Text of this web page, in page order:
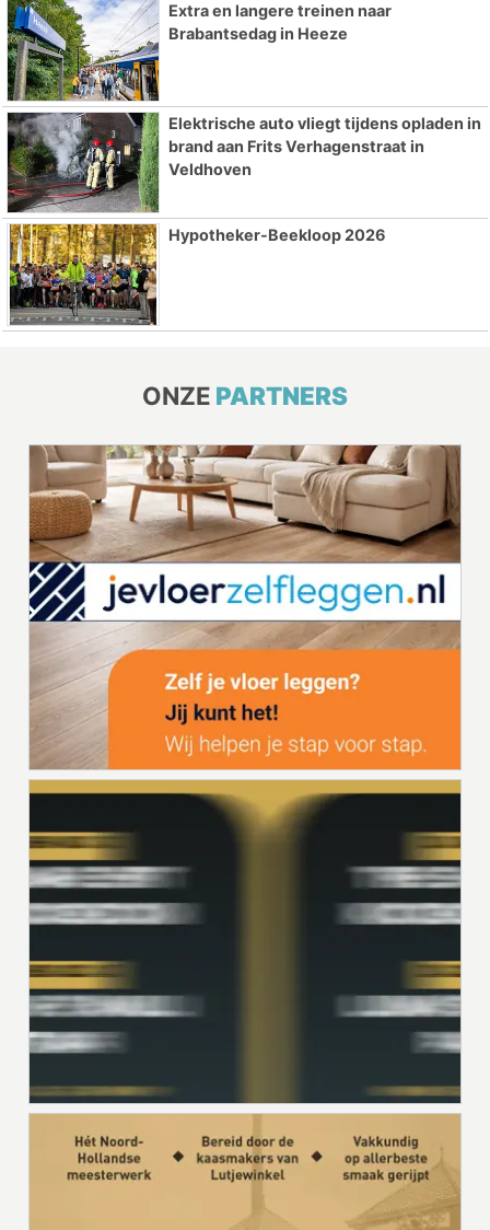
Extra en langere treinen naar
Brabantsedag in Heeze
Elektrische auto vliegt tijdens opladen in
brand aan Frits Verhagenstraat in
Veldhoven
Hypotheker-Beekloop 2026
ONZE PARTNERS